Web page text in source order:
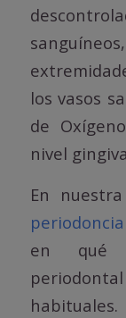
los vasos
de
nivel
En
periodoncia
en qué
habituales.